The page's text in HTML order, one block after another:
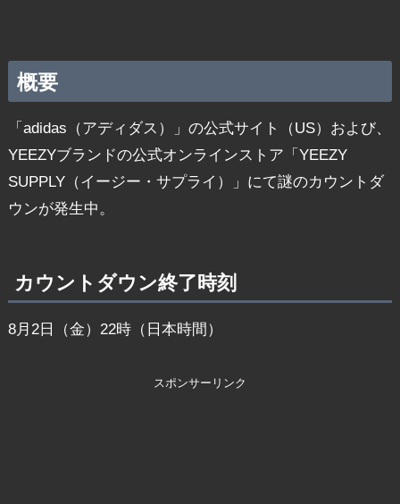
概要
「adidas（アディダス）」の公式サイト（US）および、
YEEZYブランドの公式オンラインストア「YEEZY
SUPPLY（イージー・サプライ）」にて謎のカウントダ
ウンが発生中。
カウントダウン終了時刻
8月2日（金）22時（日本時間）
スポンサーリンク